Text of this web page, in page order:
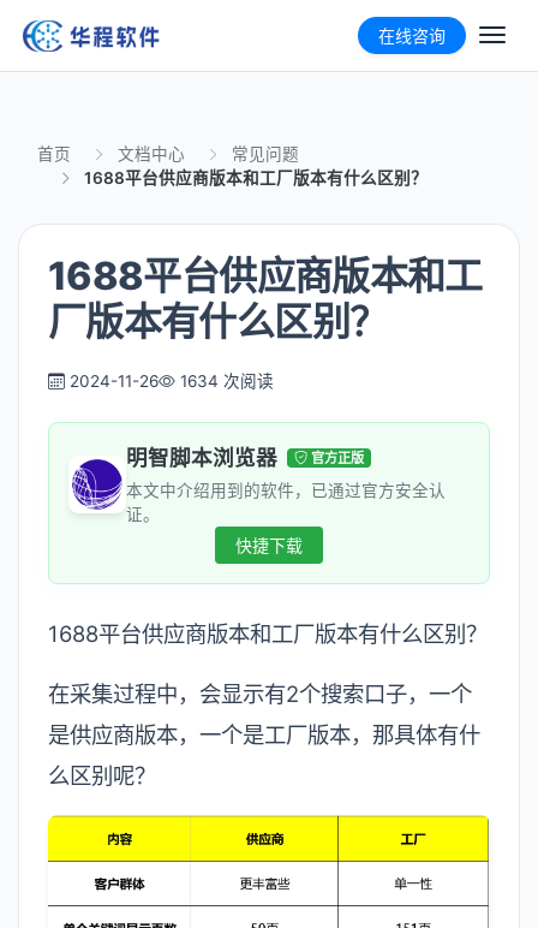
在线咨询
首页 文档中心
常见问题
1688平台供应商版本和工厂版本有什么区别？
1688平台供应商版本和工
厂版本有什么区别？
2024-11-26 1634 次阅读
明智脚本浏览器 官方正版
本文中介绍用到的软件，已通过官方安全认
证。
快捷下载
1688平台供应商版本和工厂版本有什么区别？
在采集过程中，会显示有2个搜索口子，一个
是供应商版本，一个是工厂版本，那具体有什
么区别呢？